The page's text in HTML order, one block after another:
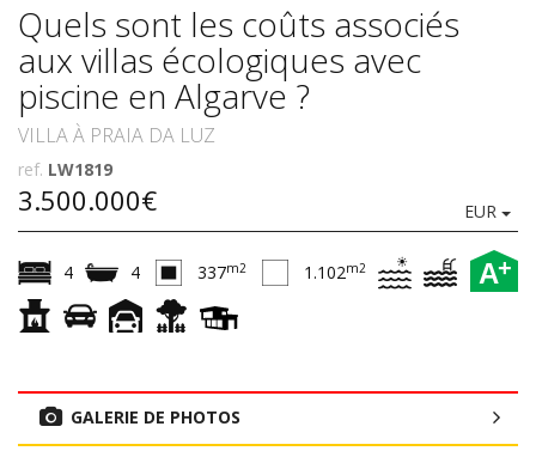
Quels sont les coûts associés
aux villas écologiques avec
piscine en Algarve ?
VILLA À PRAIA DA LUZ
ref. LW1819
3.500.000€ EUR
A+
4 4 337m2 1.102m2
GALERIE DE PHOTOS